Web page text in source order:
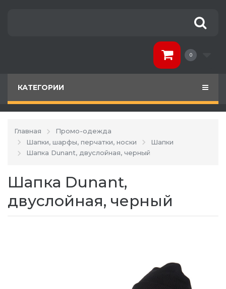
0
КАТЕГОРИИ
Главная
Промо-одежда
Шапки, шарфы, перчатки, носки
Шапки
Шапка Dunant, двуслойная, черный
Шапка Dunant,
двуслойная, черный